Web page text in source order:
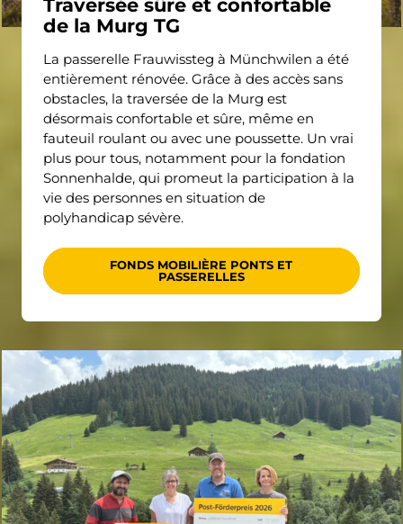
de la Murg TG
La passerelle Frauwissteg à Münchwilen a été
entièrement rénovée. Grâce à des accès sans
obstacles, la traversée de la Murg est
désormais confortable et sûre, même en
fauteuil roulant ou avec une poussette. Un vrai
plus pour tous, notamment pour la fondation
Sonnenhalde, qui promeut la participation à la
vie des personnes en situation de
polyhandicap sévère.
FONDS MOBILIÈRE PONTS ET
PASSERELLES